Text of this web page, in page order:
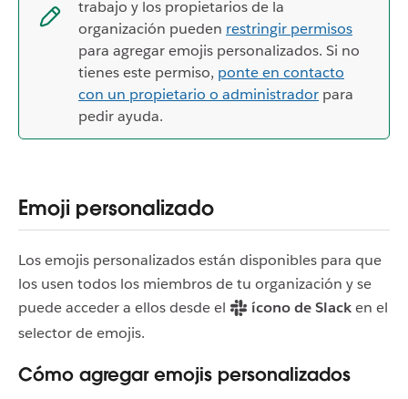
trabajo y los propietarios de la
organización pueden restringir permisos
para agregar emojis personalizados. Si no
tienes este permiso, ponte en contacto
con un propietario o administrador para
pedir ayuda.
Emoji personalizado
Los emojis personalizados están disponibles para que
los usen todos los miembros de tu organización y se
puede acceder a ellos desde el
ícono de Slacken el
selector de emojis.
Cómo agregar emojis personalizados